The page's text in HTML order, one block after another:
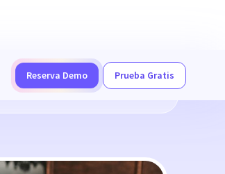
Reserva Demo
Prueba Gratis